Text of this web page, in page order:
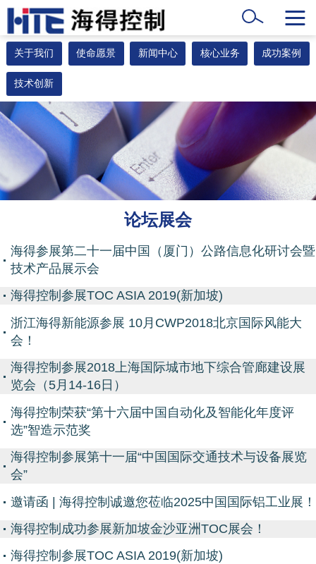
关于我们 使命愿景 新闻中心 核心业务 成功案例
技术创新
论坛展会
海得参展第二十一届中国（厦门）公路信息化研讨会暨
技术产品展示会
海得控制参展TOC ASIA 2019(新加坡)
浙江海得新能源参展 10月CWP2018北京国际风能大
会！
海得控制参展2018上海国际城市地下综合管廊建设展
览会（5月14-16日）
海得控制荣获“第十六届中国自动化及智能化年度评
选”智造示范奖
海得控制参展第十一届“中国国际交通技术与设备展览
会”
邀请函 | 海得控制诚邀您莅临2025中国国际铝工业展！
海得控制成功参展新加坡金沙亚洲TOC展会！
海得控制参展TOC ASIA 2019(新加坡)